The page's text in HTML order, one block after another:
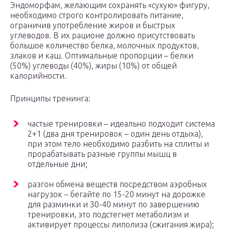
Эндоморфам, желающим сохранять «сухую» фигуру,
необходимо строго контролировать питание,
ограничив употребление жиров и быстрых
углеводов. В их рационе должно присутствовать
большое количество белка, молочных продуктов,
злаков и каш. Оптимальные пропорции – белки
(50%) углеводы (40%), жиры (10%) от общей
калорийности.
Принципы тренинга:
частые тренировки – идеально подходит система
2+1 (два дня тренировок – один день отдыха),
при этом тело необходимо разбить на сплиты и
прорабатывать разные группы мышц в
отдельные дни;
разгон обмена веществ посредством аэробных
нагрузок – бегайте по 15-20 минут на дорожке
для разминки и 30-40 минут по завершению
тренировки, это подстегнет метаболизм и
активирует процессы липолиза (сжигания жира);